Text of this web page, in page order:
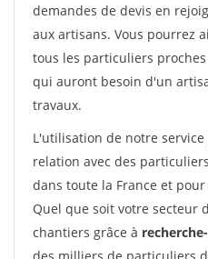
demandes de devis en
aux artisans. Vous pourrez
tous les particuliers
qui auront besoin d'un
travaux.
L'utilisation de notre
relation avec des
dans toute la France et
Quel que soit votre secteur
chantiers grâce à